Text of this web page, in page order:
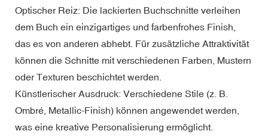
Optischer Reiz: Die lackierten Buchschnitte verleihen
dem Buch ein einzigartiges und farbenfrohes Finish,
das es von anderen abhebt. Für zusätzliche Attraktivität
können die Schnitte mit verschiedenen Farben, Mustern
oder Texturen beschichtet werden.
Künstlerischer Ausdruck: Verschiedene Stile (z. B.
Ombré, Metallic-Finish) können angewendet werden,
was eine kreative Personalisierung ermöglicht.